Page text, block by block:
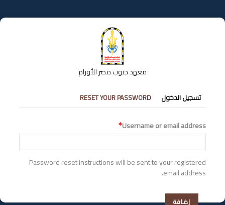
إلى
المحتوى
معهد جنوب مصر للأورام
التبويبات
الأساسية
تسجيل الدخول RESET YOUR PASSWORD
Username or email address
Password reset instructions will be sent to your registered
email address.